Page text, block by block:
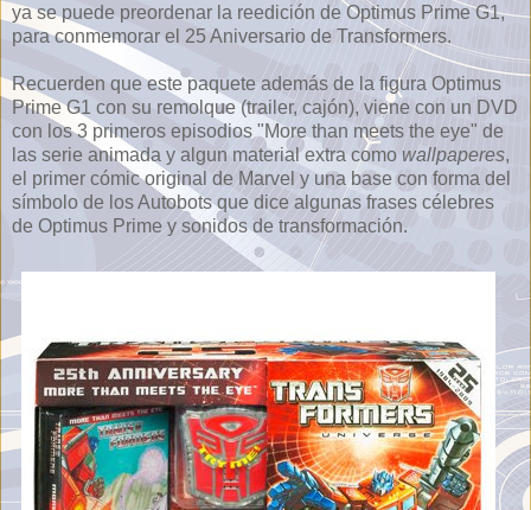
ya se puede preordenar la reedición de Optimus Prime G1,
para conmemorar el 25 Aniversario de Transformers.
Recuerden que este paquete además de la figura Optimus
Prime G1 con su remolque (trailer, cajón), viene con un DVD
con los 3 primeros episodios "More than meets the eye" de
las serie animada y algun material extra como wallpaperes,
el primer cómic original de Marvel y una base con forma del
símbolo de los Autobots que dice algunas frases célebres
de Optimus Prime y sonidos de transformación.